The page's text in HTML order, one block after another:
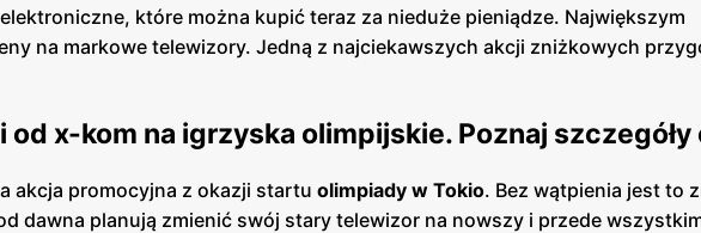
które można kupić teraz za nieduże pieniądze. Największym
na markowe telewizory. Jedną z najciekawszych akcji zniżkowych
x-kom na igrzyska olimpijskie. Poznaj
akcja promocyjna z okazji startu olimpiady w Tokio. Bez wątpienia jest to
dawna planują zmienić swój stary telewizor na nowszy i przede